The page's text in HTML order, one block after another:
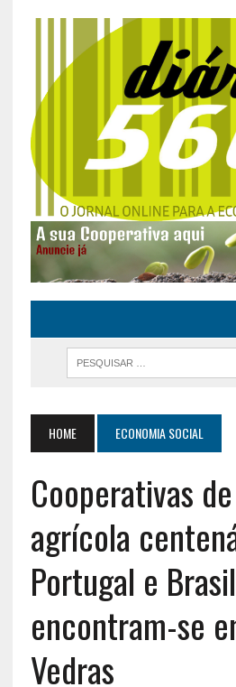
HOME ECONOMIA SOCIAL
Cooperativas
agrícola
Portugal e Brasil
encontram-se
Vedras